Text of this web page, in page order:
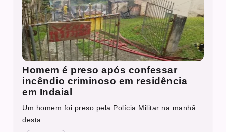
Homem é preso após confessar
incêndio criminoso em residência
em Indaial
Um homem foi preso pela Polícia Militar na manhã
desta...